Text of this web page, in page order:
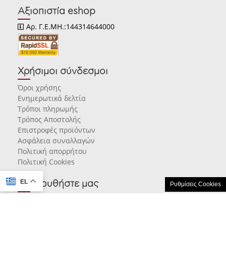
EL Ρυθμίσεις Cookies
Αξιοπιστία eshop
Αρ. Γ.Ε.ΜΗ.:144314644000
Χρήσιμοι σύνδεσμοι
Όροι χρήσης
Ενημερωτικά δελτία
Τρόποι πληρωμής
Τρόπος Αποστολής
Επιστροφές προϊόντων
Ασφάλεια συναλλαγών
Πολιτική απορρήτου
Πολιτική Cookies
Ακολουθήστε μας